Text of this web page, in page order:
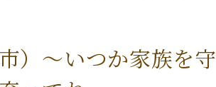
）〜いつか家族を守